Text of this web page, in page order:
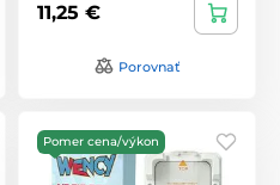
11,25 €
Porovnať
Pomer cena/výkon